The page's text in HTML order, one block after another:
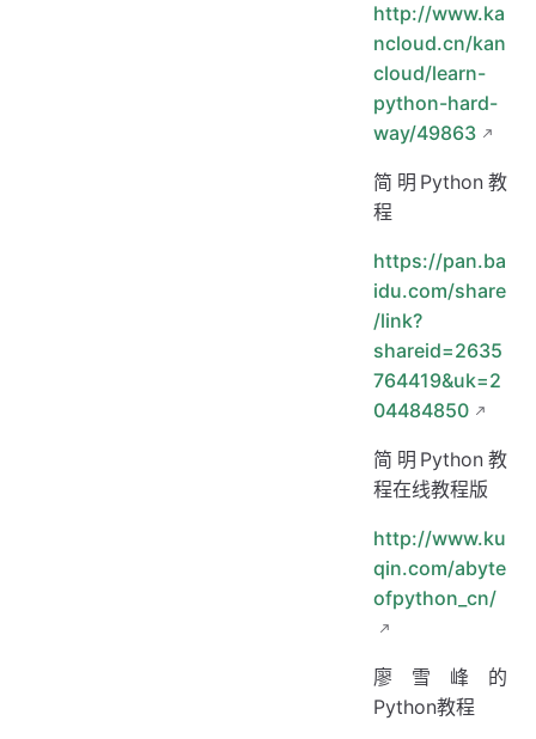
http://www.ka
ncloud.cn/kan
cloud/learn-
python-hard-
way/49863
简明Python教
程
https://pan.ba
idu.com/share
/link?
shareid=2635
764419&uk=2
04484850
简明Python教
程在线教程版
http://www.ku
qin.com/abyte
ofpython_cn/
廖雪峰的
Python教程